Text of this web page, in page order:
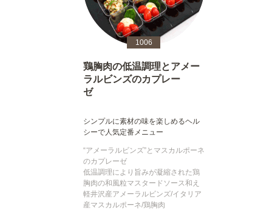
1006
鶏胸肉の低温調理とアメー
ラルビンズのカプレー
ゼ
シンプルに素材の味を楽しめるヘル
シーで人気定番メニュー
“アメーラルビンズ”とマスカルポーネ
のカプレーゼ
低温調理により旨みが凝縮された鶏
胸肉の和風粒マスタードソース和え
軽井沢産アメーラルビンズ/イタリア
産マスカルポーネ/鶏胸肉